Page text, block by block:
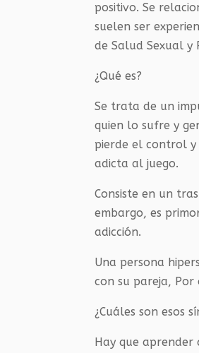
positivo. Se
suelen ser
de Salud Sexual y
¿Qué es?
Se trata de un
quien lo sufre y
pierde el control
adicta al juego.
Consiste en un
embargo, es
adicción.
Una persona
con su pareja, Por
¿Cuáles son esos
Hay que